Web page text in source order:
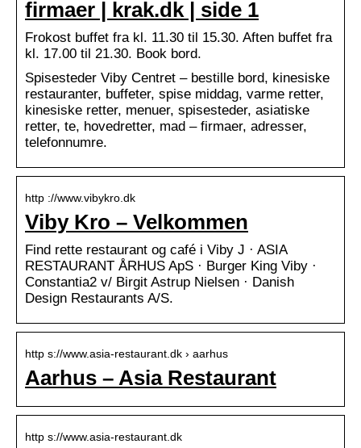
firmaer | krak.dk | side 1
Frokost buffet fra kl. 11.30 til 15.30. Aften buffet fra
kl. 17.00 til 21.30. Book bord.
Spisesteder Viby Centret – bestille bord, kinesiske
restauranter, buffeter, spise middag, varme retter,
kinesiske retter, menuer, spisesteder, asiatiske
retter, te, hovedretter, mad – firmaer, adresser,
telefonnumre.
http ://www.vibykro.dk
Viby Kro – Velkommen
Find rette restaurant og café i Viby J · ASIA
RESTAURANT ÅRHUS ApS · Burger King Viby ·
Constantia2 v/ Birgit Astrup Nielsen · Danish
Design Restaurants A/S.
http s://www.asia-restaurant.dk › aarhus
Aarhus – Asia Restaurant
http s://www.asia-restaurant.dk